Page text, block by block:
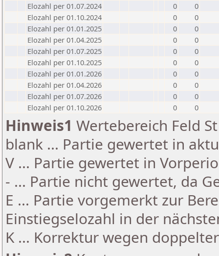
Elozahl per 01.07.2024
0
0
Elozahl per 01.10.2024
0
0
Elozahl per 01.01.2025
0
0
Elozahl per 01.04.2025
0
0
Elozahl per 01.07.2025
0
0
Elozahl per 01.10.2025
0
0
Elozahl per 01.01.2026
0
0
Elozahl per 01.04.2026
0
0
Elozahl per 01.07.2026
0
0
Elozahl per 01.10.2026
0 0
Hinweis1 Wertebereich Feld
blank ... Partie gewertet in
V ... Partie gewertet in
- ... Partie nicht gewertet, da
E ... Partie vorgemerkt zur
Einstiegselozahl in der
K ... Korrektur wegen